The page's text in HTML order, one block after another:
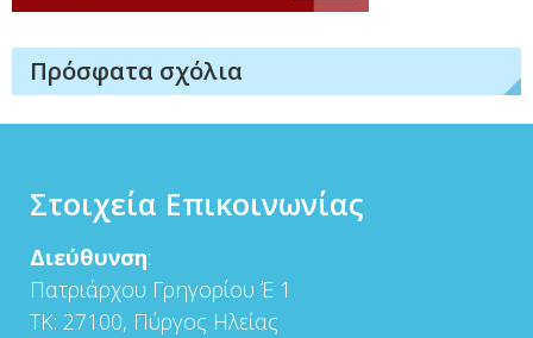
Πρόσφατα σχόλια
Στοιχεία Επικοινωνίας
Διεύθυνση:
Πατριάρχου Γρηγορίου Έ 1
ΤΚ: 27100, Πύργος Ηλείας